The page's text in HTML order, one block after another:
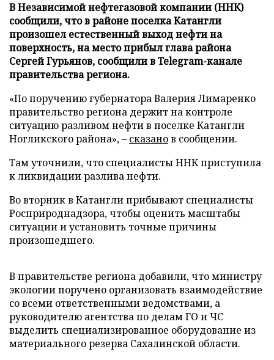
В Независимой нефтегазовой компании (ННК)
сообщили, что в районе поселка Катангли
произошел естественный выход нефти на
поверхность, на место прибыл глава района
Сергей Гурьянов, сообщили в Telegram-канале
правительства региона.
«По поручению губернатора Валерия Лимаренко
правительство региона держит на контроле
ситуацию разливом нефти в поселке Катангли
Ногликского района», – сказанов сообщении.
Там уточнили, что специалисты ННК приступила
к ликвидации разлива нефти.
Во вторник в Катангли прибывают специалисты
Росприроднадзора, чтобы оценить масштабы
ситуации и установить точные причины
произошедшего.
В правительстве региона добавили, что министру
экологии поручено организовать взаимодействие
со всеми ответственными ведомствами, а
руководителю агентства по делам ГО и ЧС
выделить специализированное оборудование из
материального резерва Сахалинской области.